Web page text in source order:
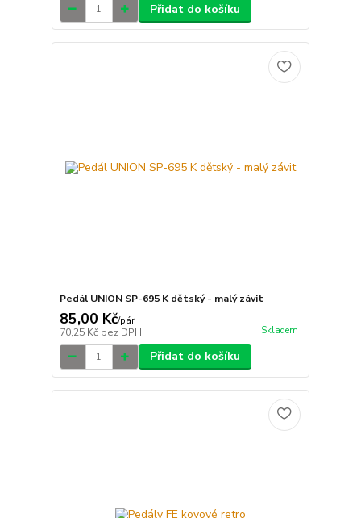
Přidat do košíku
Pedál UNION SP-695 K dětský - malý závit
85,00 Kč/pár
70,25 Kč bez DPH Skladem
Přidat do košíku